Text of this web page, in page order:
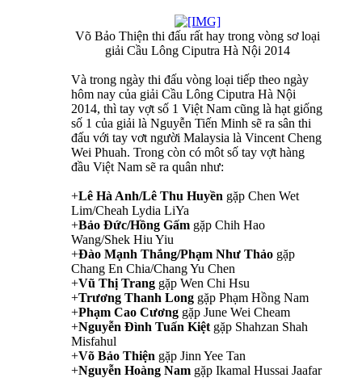
Võ Bảo Thiện thi đấu rất hay trong vòng sơ loại
giải Cầu Lông Ciputra Hà Nội 2014​
Và trong ngày thi đấu vòng loại tiếp theo ngày
hôm nay của giải Cầu Lông Ciputra Hà Nội
2014, thì tay vợt số 1 Việt Nam cũng là hạt giống
số 1 của giải là Nguyễn Tiến Minh sẽ ra sân thi
đấu với tay vơt người Malaysia là Vincent Cheng
Wei Phuah. Trong còn có môt số tay vợt hàng
đầu Việt Nam sẽ ra quân như:
+Lê Hà Anh/Lê Thu Huyền gặp Chen Wet
Lim/Cheah Lydia LiYa
+Bảo Đức/Hồng Gấm gặp Chih Hao
Wang/Shek Hiu Yiu
+Đào Mạnh Thắng/Phạm Như Thảo gặp
Chang En Chia/Chang Yu Chen
+Vũ Thị Trang gặp Wen Chi Hsu
+Trương Thanh Long gặp Phạm Hồng Nam
+Phạm Cao Cương gặp June Wei Cheam
+Nguyễn Đình Tuấn Kiệt gặp Shahzan Shah
Misfahul
+Võ Bảo Thiện gặp Jinn Yee Tan
+Nguyễn Hoàng Nam gặp Ikamal Hussai Jaafar